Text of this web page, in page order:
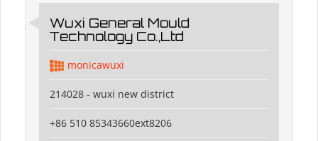
Wuxi General Mould
Technology Co.,Ltd
monicawuxi
214028 - wuxi new district
+86 510 85343660ext8206